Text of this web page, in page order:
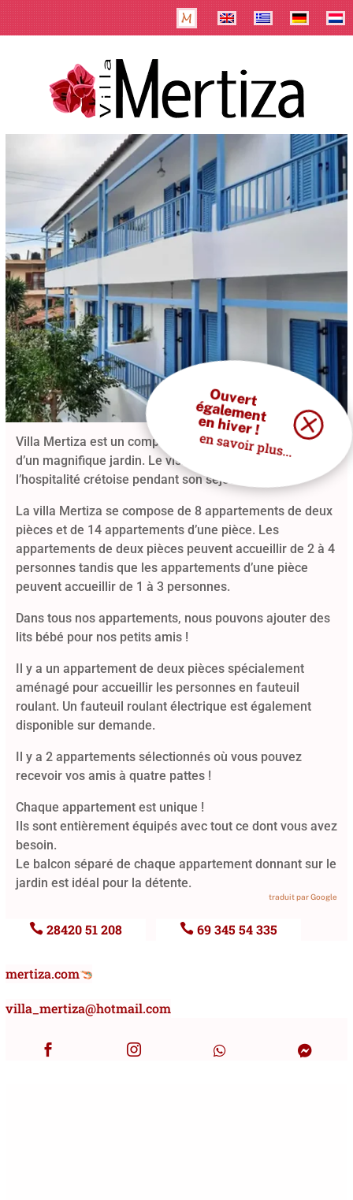
Villa Mertiza est un complexe d’appartements autour
d’un magnifique jardin. Le visiteur appréciera
l’hospitalité crétoise pendant son séjour !
La villa Mertiza se compose de 8 appartements de deux
pièces et de 14 appartements d’une pièce. Les
appartements de deux pièces peuvent accueillir de 2 à 4
personnes tandis que les appartements d’une pièce
peuvent accueillir de 1 à 3 personnes.
Dans tous nos appartements, nous pouvons ajouter des
lits bébé pour nos petits amis !
Il y a un appartement de deux pièces spécialement
aménagé pour accueillir les personnes en fauteuil
roulant. Un fauteuil roulant électrique est également
disponible sur demande.
Il y a 2 appartements sélectionnés où vous pouvez
recevoir vos amis à quatre pattes !
Chaque appartement est unique !
Ils sont entièrement équipés avec tout ce dont vous avez
besoin.
Le balcon séparé de chaque appartement donnant sur le
jardin est idéal pour la détente.
traduit par Google
 28420 51 208  69 345 54 335
mertiza.com
villa_mertiza@hotmail.com
   
O
uvert
égalem
ent
en hiver !
en savoir plus...